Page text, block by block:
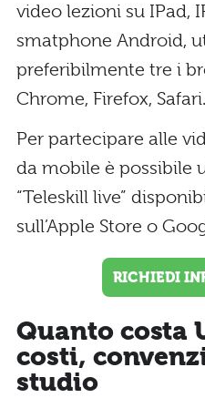
video lezioni su IPad,
smatphone Android,
preferibilmente tre i
Chrome, Firefox, Safari.
Per partecipare alle
da mobile è possibile
“Teleskill live”
sull’Apple Store o
RICHIEDI
Quanto costa
costi,
studio